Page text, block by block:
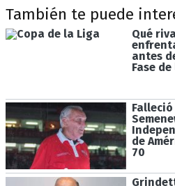
También te puede
Qué
antes
Fase
de
70